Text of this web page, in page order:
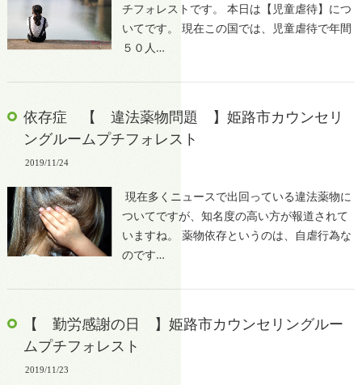
チフォレストです。 本日は【児童虐待】につ
いてです。 現在この国では、児童虐待で年間
５０人…
依存症 【 違法薬物問題 】姫路市カウンセリ
ングルームプチフォレスト
2019/11/24
現在多くニュースで出回っている違法薬物に
ついてですが、知名度の高い方が報道されて
いますね。 薬物依存というのは、自虐行為な
のです…
【 勤労感謝の日 】姫路市カウンセリングルー
ムプチフォレスト
2019/11/23